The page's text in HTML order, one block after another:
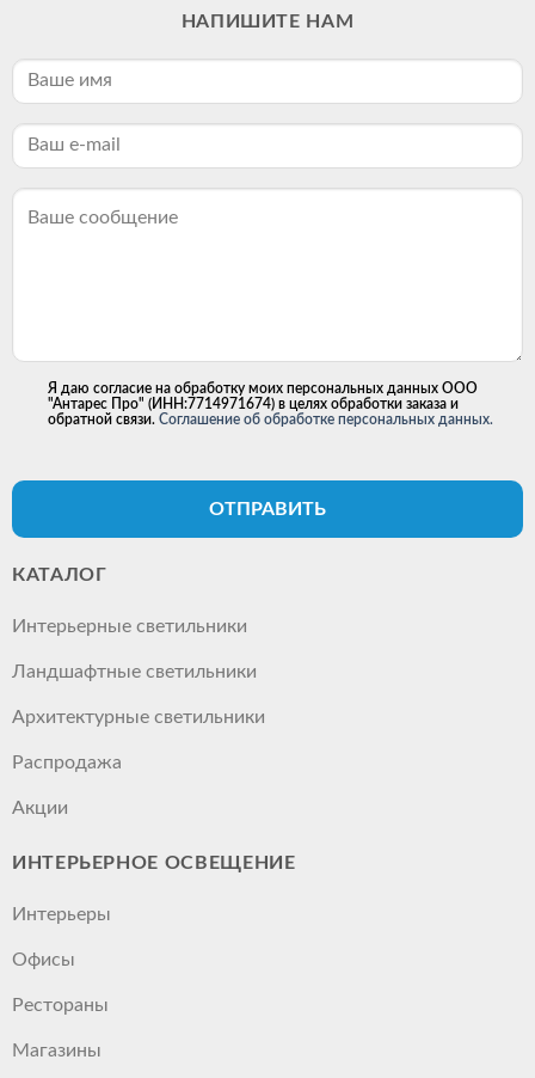
НАПИШИТЕ НАМ
Я даю согласие на обработку моих персональных данных ООО
"Антарес Про" (ИНН:7714971674) в целях обработки заказа и
обратной связи. Соглашение об обработке персональных данных.
ОТПРАВИТЬ
КАТАЛОГ
Интерьерные светильники
Ландшафтные светильники
Архитектурные светильники
Распродажа
Акции
ИНТЕРЬЕРНОЕ ОСВЕЩЕНИЕ
Интерьеры
Офисы
Рестораны
Магазины